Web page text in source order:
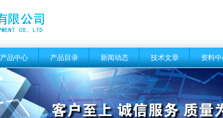
产品中心 产品目录 新闻动态 技术文章 资料